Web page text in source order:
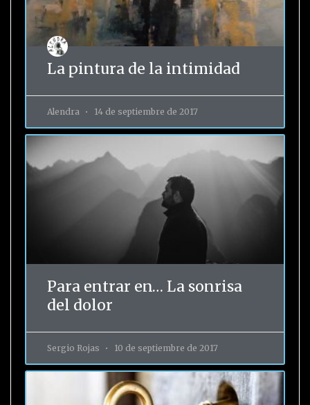
La pintura de la intimidad
Alendra 14 de septiembre de 2017
Para entrar en… La sonrisa
del dolor
Sergio Rojas 10 de septiembre de 2017